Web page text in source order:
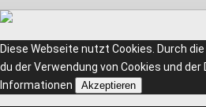
Diese Webseite nutzt Cookies. Durch
du der Verwendung von Cookies und
Informationen
Akzeptieren